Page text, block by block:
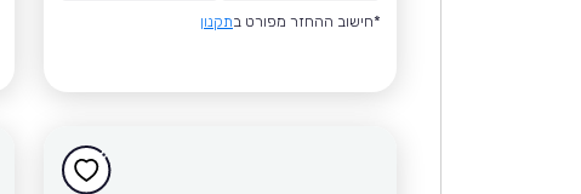
*חישוב ההחזר מפורט בתקנון